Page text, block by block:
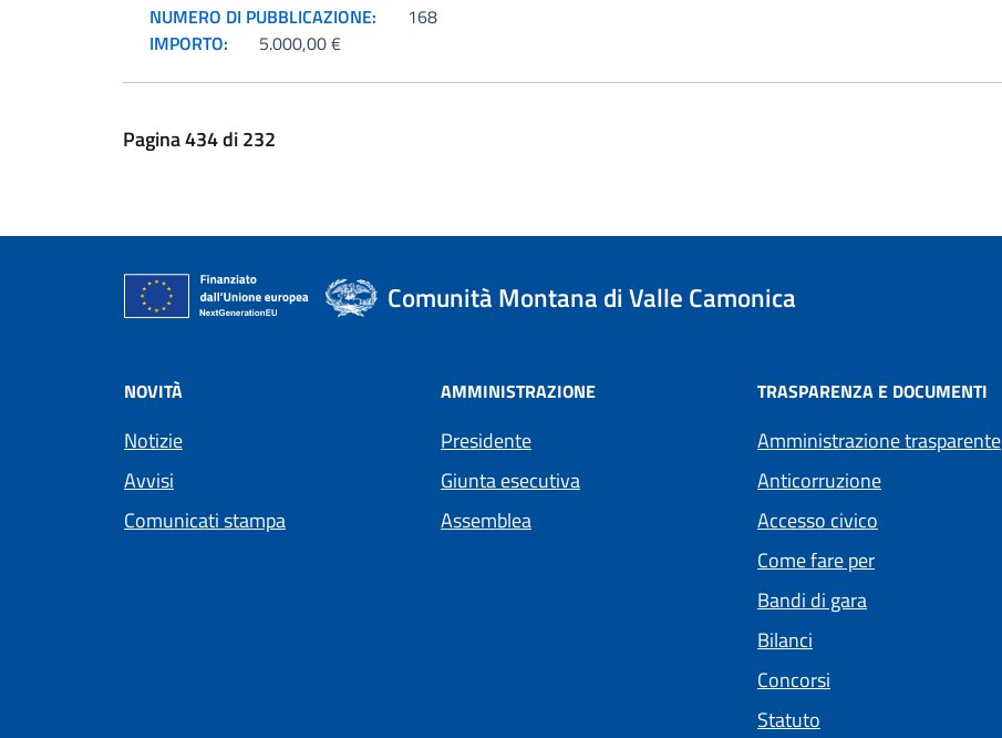
NUMERO DI PUBBLICAZIONE:
168
IMPORTO:
5.000,00 €
Pagina434di232
Comunità Montana di Valle Camonica
NOVITÀ
Notizie
Avvisi
Comunicati stampa
AMMINISTRAZIONE
Presidente
Giunta esecutiva
Assemblea
TRASPARENZA E DOCUMENTI
Amministrazione trasparente
Anticorruzione
Accesso civico
Come fare per
Bandi di gara
Bilanci
Concorsi
Statuto